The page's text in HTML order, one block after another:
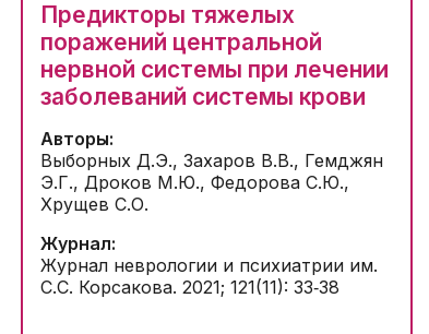
Предикторы тяжелых
поражений центральной
нервной системы при лечении
заболеваний системы крови
Авторы:
Выборных Д.Э., Захаров В.В., Гемджян
Э.Г., Дроков М.Ю., Федорова С.Ю.,
Хрущев С.О.
Журнал:
Журнал неврологии и психиатрии им.
С.С. Корсакова. 2021; 121(11): 33‑38